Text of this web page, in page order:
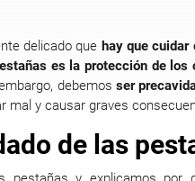
delicado que hay que cuidar
es la protección de los
debemos ser
mal y causar graves
de las